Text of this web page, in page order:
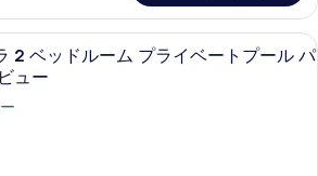
ミニバー、セーフティボックス (室
2 ベッドルーム プライベートプール パ
ュー